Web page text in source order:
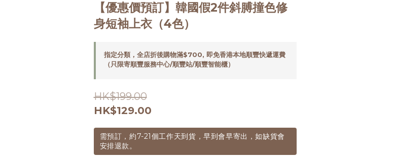
【優惠價預訂】韓國假2件斜膊撞色修
身短袖上衣（4色）
指定分類，全店折後購物滿$700, 即免香港本地順豐快遞運費
（只限寄順豐服務中心/順豐站/順豐智能櫃）
HK$199.00
HK$129.00
需預訂，約7-21個工作天到貨，早到會早寄出，如缺貨會
安排退款。